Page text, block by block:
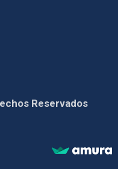
Reservados